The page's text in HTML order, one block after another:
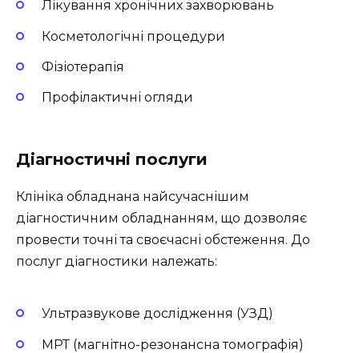
Лікування хронічних захворювань
Косметологічні процедури
Фізіотерапія
Профілактичні огляди
Діагностичні послуги
Клініка обладнана найсучаснішим
діагностичним обладнанням, що дозволяє
провести точні та своєчасні обстеження. До
послуг діагностики належать:
Ультразвукове дослідження (УЗД)
МРТ (магнітно-резонансна томографія)